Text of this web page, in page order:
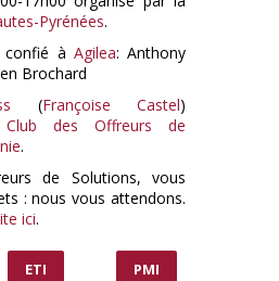
Pyrénées.
confié à Agilea: Anthony
Brochard
(Françoise Castel)
Club des Offreurs de
.
de Solutions, vous
: nous vous attendons.
ici.
ETI PMI